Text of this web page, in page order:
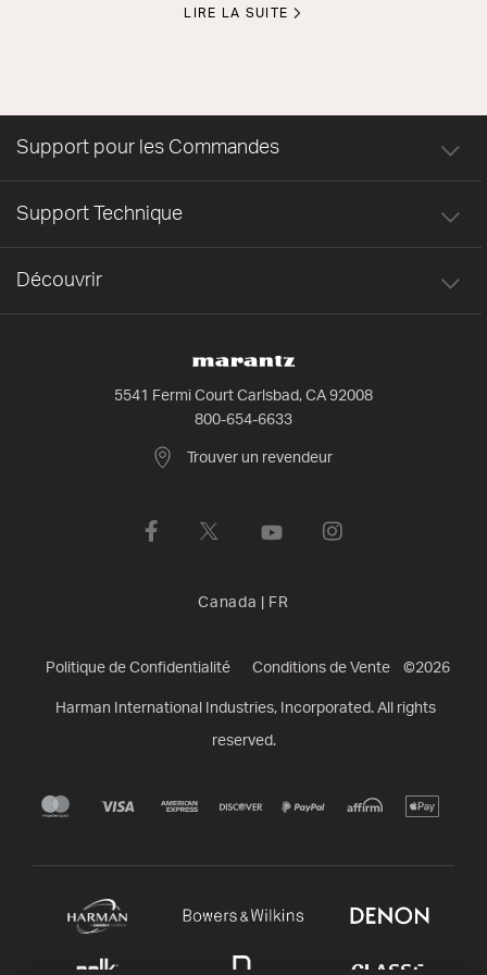
LIRE LA SUITE
5541 Fermi Court Carlsbad, CA 92008
800-654-6633
Trouver un revendeur
Support pour les Commandes
Support Technique
Découvrir
Canada FR
Politique de Confidentialité Conditions de Vente ©2026
Harman International Industries, Incorporated. All rights
reserved.